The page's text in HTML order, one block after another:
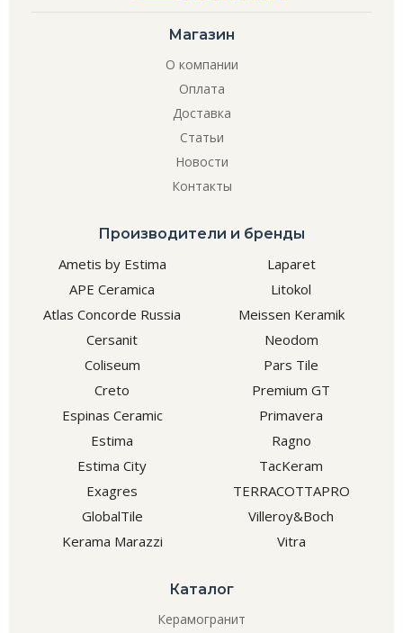
Магазин
О компании
Оплата
Доставка
Статьи
Новости
Контакты
Производители и бренды
Ametis by Estima
APE Ceramica
Atlas Concorde Russia
Cersanit
Coliseum
Creto
Espinas Ceramic
Estima
Estima City
Exagres
GlobalTile
Kerama Marazzi
Laparet
Litokol
Meissen Keramik
Neodom
Pars Tile
Premium GT
Primavera
Ragno
TacKeram
TERRACOTTAPRO
Villeroy&Boch
Vitra
Каталог
Керамогранит